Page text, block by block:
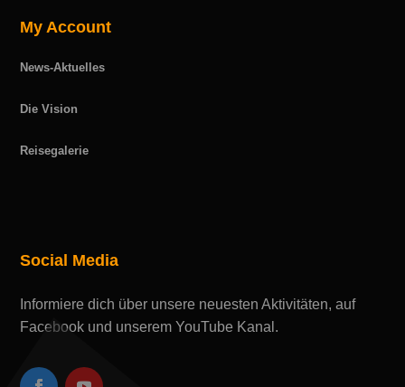
My Account
News-Aktuelles
Die Vision
Reisegalerie
Social Media
Informiere dich über unsere neuesten Aktivitäten, auf
Facebook und unserem YouTube Kanal.